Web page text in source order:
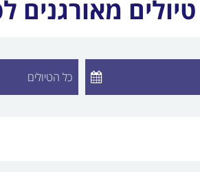
טיולים מאורגנים
לבחירה